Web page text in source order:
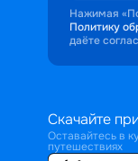
Нажимая
Политику
даёте
Скачайте
Оставайтесь в
путешествиях